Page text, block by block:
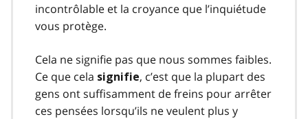
incontrôlable et la croyance que l’inquiétude
vous protège.
Cela ne signifie pas que nous sommes faibles.
Ce que cela signifie, c’est que la plupart des
gens ont suffisamment de freins pour arrêter
ces pensées lorsqu’ils ne veulent plus y